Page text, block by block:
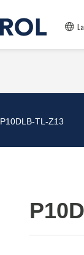
P10DLB-TL-Z13